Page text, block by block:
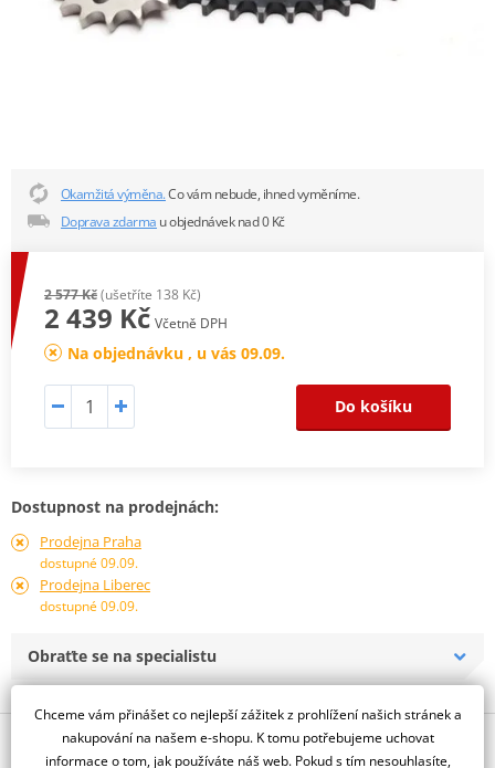
Okamžitá výměna.Co vám nebude, ihned vyměníme.
Doprava zdarma u objednávek nad 0 Kč
2 577 Kč(ušetříte 138 Kč)
2 439 Kč Včetně DPH
Na objednávku , u vás 09.09.
Do košíku
Dostupnost na prodejnách:
Prodejna Praha
dostupné 09.09.
Prodejna Liberec
dostupné 09.09.
Obraťte se na specialistu
Popis a parametry
Chceme vám přinášet co nejlepší zážitek z prohlížení našich stránek a
nakupování na našem e-shopu. K tomu potřebujeme uchovat
informace o tom, jak používáte náš web. Pokud s tím nesouhlasíte,